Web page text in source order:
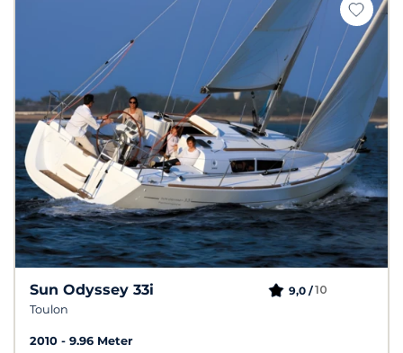
Sun Odyssey 33i
Toulon
9,0 /10
2010
9.96 Meter